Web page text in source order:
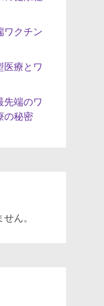
ワクチン
医療とワ
先端のワ
の秘密
ん。